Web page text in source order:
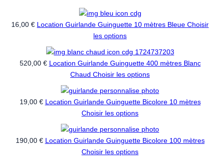
16,00 € Location Guirlande Guinguette 10 mètres Bleue Choisir
les options
520,00 € Location Guirlande Guinguette 400 mètres Blanc
Chaud Choisir les options
19,00 € Location Guirlande Guinguette Bicolore 10 mètres
Choisir les options
190,00 € Location Guirlande Guinguette Bicolore 100 mètres
Choisir les options